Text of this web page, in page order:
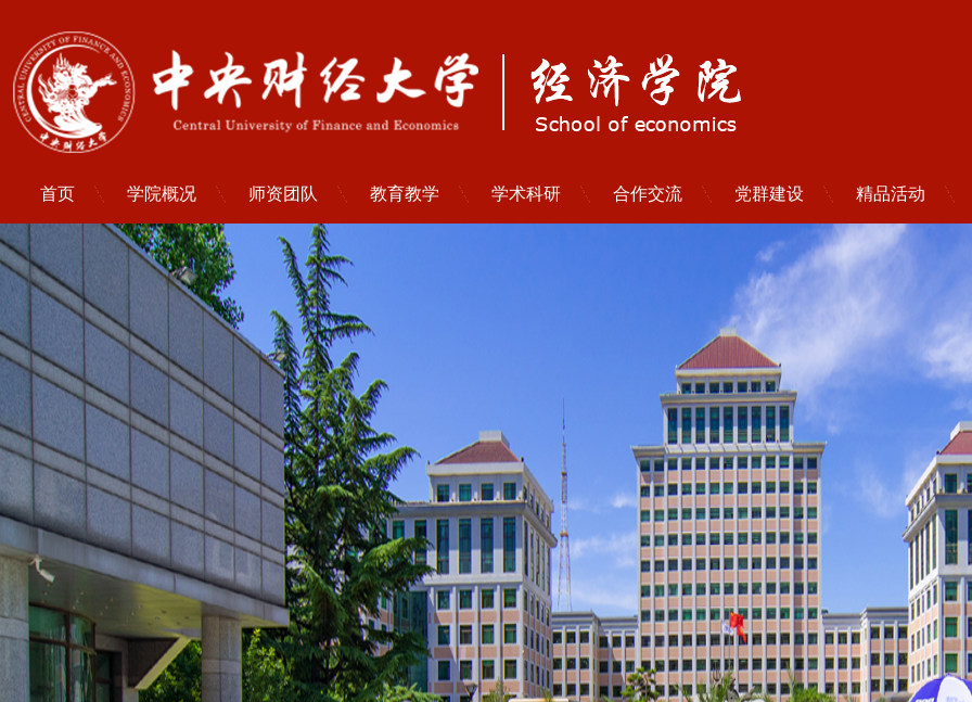
首页 学院概况 师资团队 教育教学 学术科研 合作交流 党群建设 精品活动